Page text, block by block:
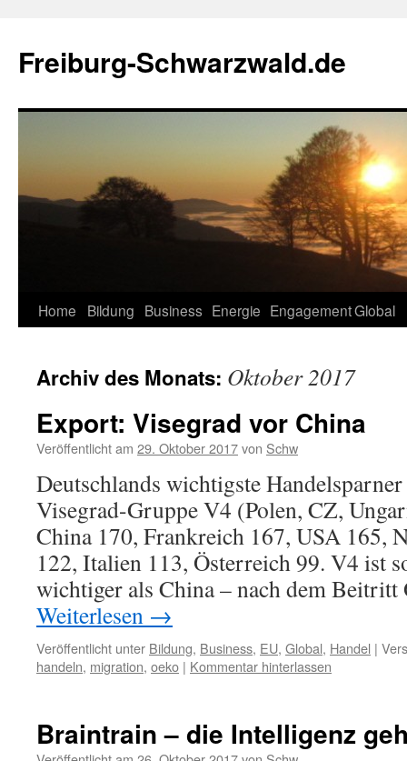
springen
Freiburg-Schwarzwald.de
Home Bildung Business Energie EngagementGlobal
Archiv des Monats: Oktober 2017
Export: Visegrad vor China
Veröffentlicht am 29. Oktober 2017von Schw
Deutschlands wichtigste
Visegrad-Gruppe V4 (Polen, CZ,
China 170, Frankreich 167, USA 165,
122, Italien 113, Österreich 99. V4 ist
wichtiger als China – nach dem
Weiterlesen →
Veröffentlicht unter Bildung, Business, EU, Global, Handel |
handeln, migration, oeko | Kommentar hinterlassen
Braintrain – die Intelligenz